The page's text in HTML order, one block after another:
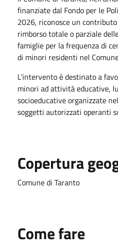
finanziate dal Fondo per le
2026, riconosce un
rimborso totale o parziale
famiglie per la frequenza di
di minori residenti nel
L’intervento è destinato a
minori ad attività educative,
socioeducative organizzate
soggetti autorizzati operanti
Copertura
Comune di Taranto
Come fare